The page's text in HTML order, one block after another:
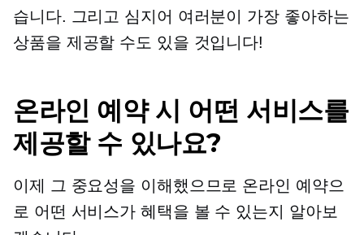
습니다. 그리고 심지어 여러분이 가장 좋아하는
상품을 제공할 수도 있을 것입니다!
온라인 예약 시 어떤 서비스를
제공할 수 있나요?
이제 그 중요성을 이해했으므로 온라인 예약으
로 어떤 서비스가 혜택을 볼 수 있는지 알아보